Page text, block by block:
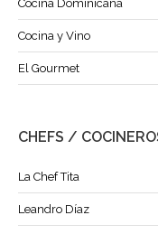
Cocina Dominicana
Cocina y Vino
El Gourmet
CHEFS /
La Chef Tita
Leandro Díaz